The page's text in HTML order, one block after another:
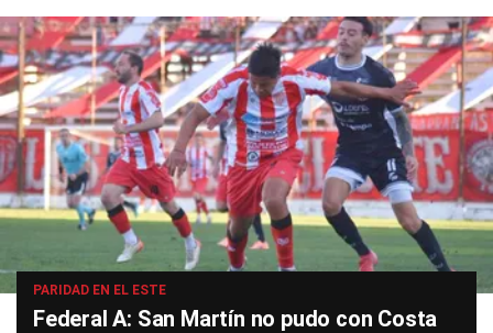
PARIDAD EN EL ESTE
Federal A: San Martín no pudo con Costa